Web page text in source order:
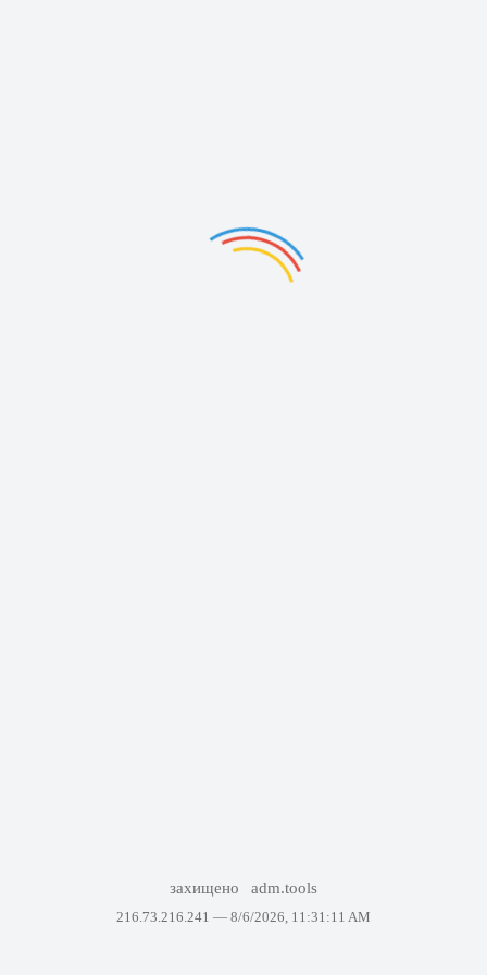
захищено adm.tools
216.73.216.241 — 8/6/2026, 11:31:11 AM